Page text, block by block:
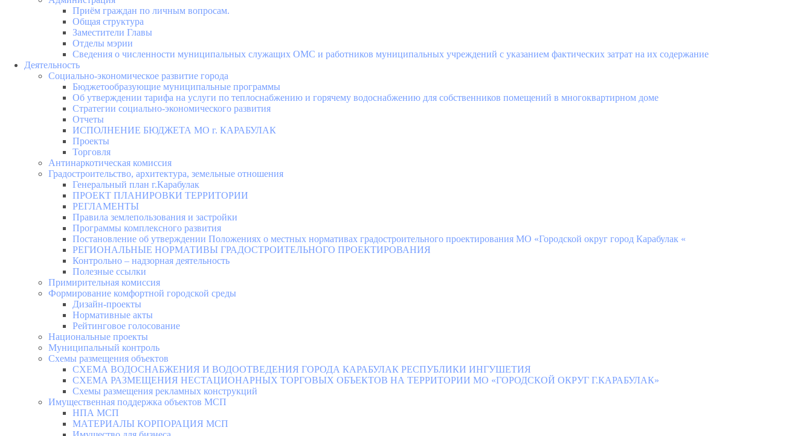
Приём граждан по личным вопросам.
Общая структура
Заместители Главы
Отделы мэрии
Сведения о численности муниципальных служащих ОМС и работников муниципальных учреждений с указанием фактических затрат на их содержание
Деятельность
Социально-экономическое развитие города
Бюджетообразующие муниципальные программы
Об утверждении тарифа на услуги по теплоснабжению и горячему водоснабжению для собственников помещений в многоквартирном доме
Стратегии социально-экономического развития
Отчеты
ИСПОЛНЕНИЕ БЮДЖЕТА МО г. КАРАБУЛАК
Проекты
Торговля
Антинаркотическая комиссия
Градостроительство, архитектура, земельные отношения
Генеральный план г.Карабулак
ПРОЕКТ ПЛАНИРОВКИ ТЕРРИТОРИИ
РЕГЛАМЕНТЫ
Правила землепользования и застройки
Программы комплексного развития
Постановление об утверждении Положениях о местных нормативах градостроительного проектирования МО «Городской округ город Карабулак «
РЕГИОНАЛЬНЫЕ НОРМАТИВЫ ГРАДОСТРОИТЕЛЬНОГО ПРОЕКТИРОВАНИЯ
Контрольно – надзорная деятельность
Полезные ссылки
Примирительная комиссия
Формирование комфортной городской среды
Дизайн-проекты
Нормативные акты
Рейтинговое голосование
Национальные проекты
Муниципальный контроль
Схемы размещения объектов
СХЕМА ВОДОСНАБЖЕНИЯ И ВОДООТВЕДЕНИЯ ГОРОДА КАРАБУЛАК РЕСПУБЛИКИ ИНГУШЕТИЯ
СХЕМА РАЗМЕЩЕНИЯ НЕСТАЦИОНАРНЫХ ТОРГОВЫХ ОБЪЕКТОВ НА ТЕРРИТОРИИ МО «ГОРОДСКОЙ ОКРУГ Г.КАРАБУЛАК»
Схемы размещения рекламных конструкций
Имущественная поддержка объектов МСП
НПА МСП
МАТЕРИАЛЫ КОРПОРАЦИЯ МСП